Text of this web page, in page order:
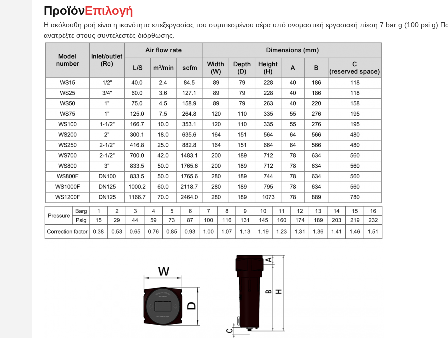
ΠροϊόνΕπιλογή
Η ακόλουθη ροή είναι η ικανότητα επεξεργασίας του συμπιεσμένου αέρα υπό ονομαστική εργασιακή πίεση 7 bar g (100 psi g).
ανατρέξτε στους συντελεστές διόρθωσης.